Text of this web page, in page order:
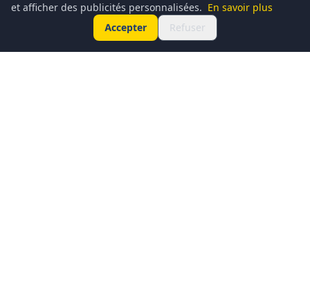
et afficher des publicités personnalisées. En savoir plus
Accepter
Refuser